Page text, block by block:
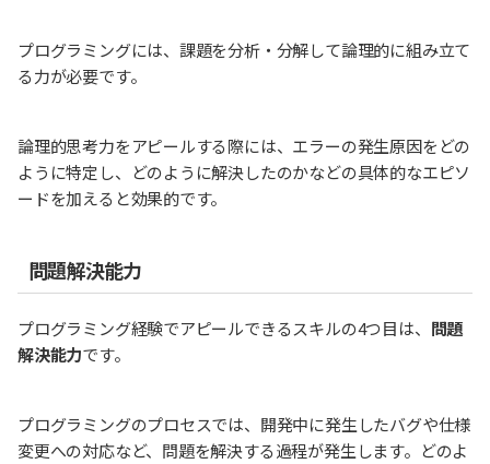
プログラミングには、課題を分析・分解して論理的に組み立て
る力が必要です。
論理的思考力をアピールする際には、エラーの発生原因をどの
ように特定し、どのように解決したのかなどの具体的なエピソ
ードを加えると効果的です。
問題解決能力
プログラミング経験でアピールできるスキルの4つ目は、 問題
解決能力です。
プログラミングのプロセスでは、開発中に発生したバグや仕様
変更への対応など、問題を解決する過程が発生します。どのよ